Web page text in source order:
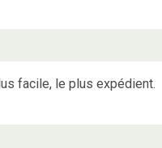
facile, le plus expédient.